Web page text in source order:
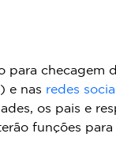
checagem
e nas redes
os pais e
funções